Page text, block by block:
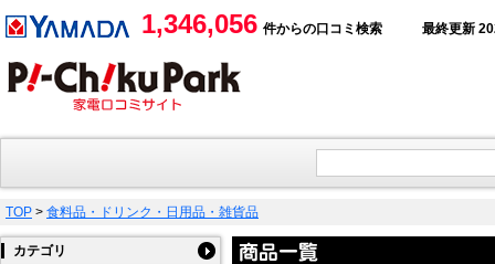
1,346,056 件からの口コミ検索 最終更新
TOP > 食料品・ドリンク・日用品・雑貨品
カテゴリ